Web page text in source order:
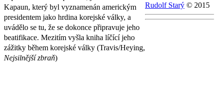
Kapaun, který byl vyznamenán americkým
presidentem jako hrdina korejské války, a
uvádělo se tu, že se dokonce připravuje jeho
beatifikace. Mezitím vyšla kniha líčící jeho
zážitky během korejské války (Travis/Heying,
Nejsilnější zbraň)
Rudolf Starý © 2015